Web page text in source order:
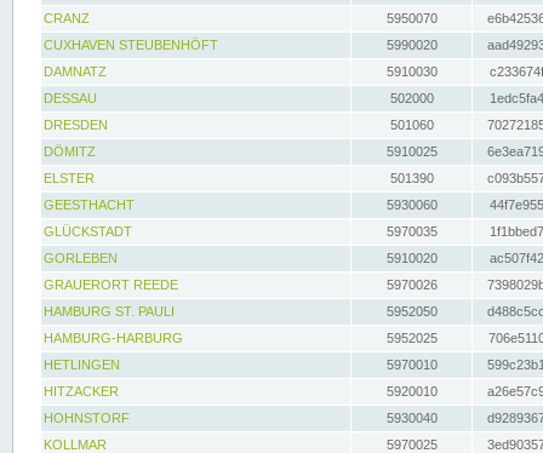
CRANZ
5950070
CUXHAVEN STEUBENHÖFT
5990020
DAMNATZ
5910030
DESSAU
502000
DRESDEN
501060
DÖMITZ
5910025
ELSTER
501390
GEESTHACHT
5930060
GLÜCKSTADT
5970035
GORLEBEN
5910020
GRAUERORT REEDE
5970026
HAMBURG ST. PAULI
5952050
HAMBURG-HARBURG
5952025
HETLINGEN
5970010
HITZACKER
5920010
HOHNSTORF
5930040
KOLLMAR
5970025